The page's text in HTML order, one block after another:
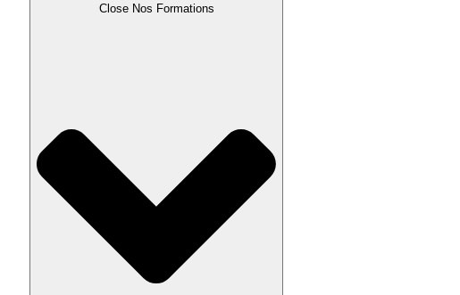
Close Nos Formations